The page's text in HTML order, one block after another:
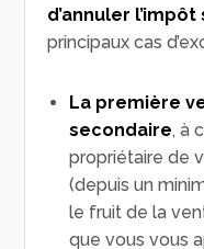
d’annuler
principaux cas
La première
secondaire, à
propriétaire de
(depuis un
le fruit de la
que vous vous